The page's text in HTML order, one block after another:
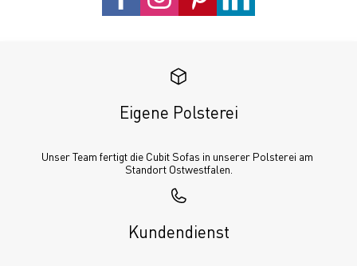
Eigene Polsterei
Unser Team fertigt die Cubit Sofas in unserer Polsterei am
Standort Ostwestfalen.
Kundendienst